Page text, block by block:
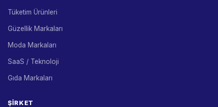
Tüketim Ürünleri
Güzellik Markaları
Moda Markaları
SaaS / Teknoloji
Gıda Markaları
ŞIRKET